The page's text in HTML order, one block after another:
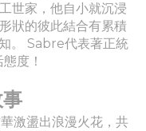
世家，他自小就沉浸
狀的彼此結合有累積
。 Sabre代表著正統
度！
激盪出浪漫火花，共